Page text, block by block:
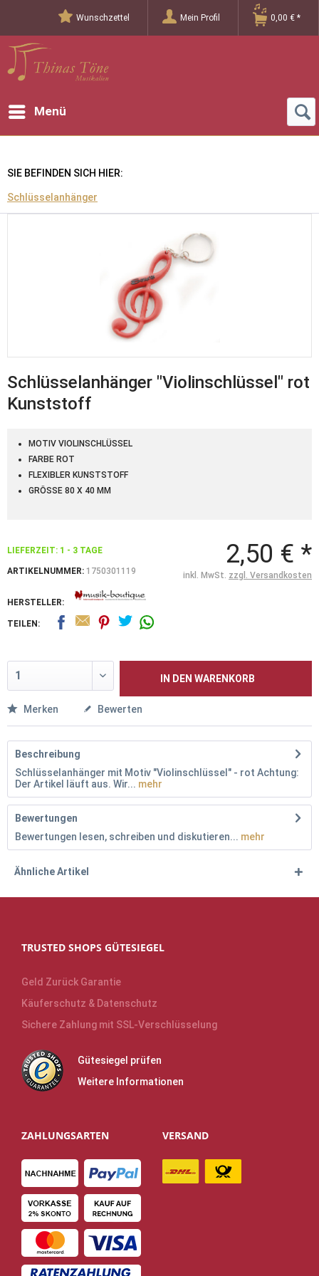
Wunschzettel Mein Profil 0,00 € *
Menü
SIE BEFINDEN SICH HIER:
Schlüsselanhänger
Schlüsselanhänger "Violinschlüssel" rot
Kunststoff
MOTIV VIOLINSCHLÜSSEL
FARBE ROT
FLEXIBLER KUNSTSTOFF
GRÖSSE 80 X 40 MM
LIEFERZEIT: 1 - 3 TAGE
ARTIKELNUMMER: 1750301119
HERSTELLER:
2,50 € *
inkl. MwSt. zzgl. Versandkosten
TEILEN:
IN DEN WARENKORB
Merken Bewerten
Beschreibung
Schlüsselanhänger mit Motiv "Violinschlüssel" - rot Achtung:
Der Artikel läuft aus. Wir... mehr
Bewertungen
Bewertungen lesen, schreiben und diskutieren... mehr
Ähnliche Artikel
TRUSTED SHOPS GÜTESIEGEL
Geld Zurück Garantie
Käuferschutz & Datenschutz
Sichere Zahlung mit SSL-Verschlüsselung
Gütesiegel prüfen
Weitere Informationen
ZAHLUNGSARTEN VERSAND